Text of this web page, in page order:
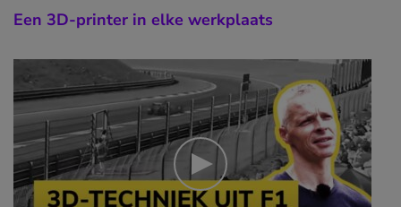
Een 3D-printer in elke werkplaats